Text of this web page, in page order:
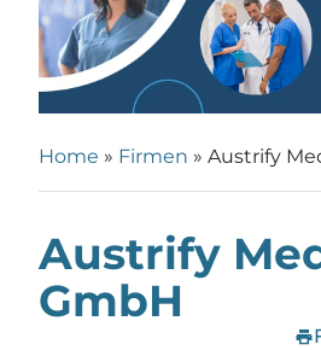
Home » Firmen » Austrify
Austrify
GmbH
print